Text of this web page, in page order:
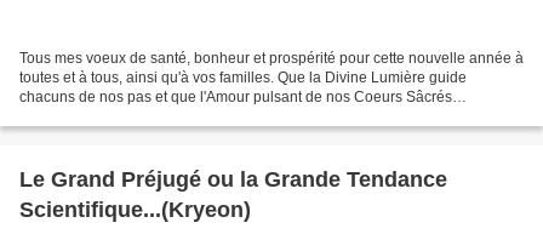
Tous mes voeux de santé, bonheur et prospérité pour cette nouvelle année à
toutes et à tous, ainsi qu'à vos familles. Que la Divine Lumière guide
chacuns de nos pas et que l'Amour pulsant de nos Coeurs Sâcrés
Le Grand Préjugé ou la Grande Tendance
Scientifique...(Kryeon)